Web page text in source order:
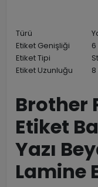
Türü
Etiket Genişliği
Etiket Tipi
Etiket Uzunluğu
Brother
Etiket
Yazı
Lamine